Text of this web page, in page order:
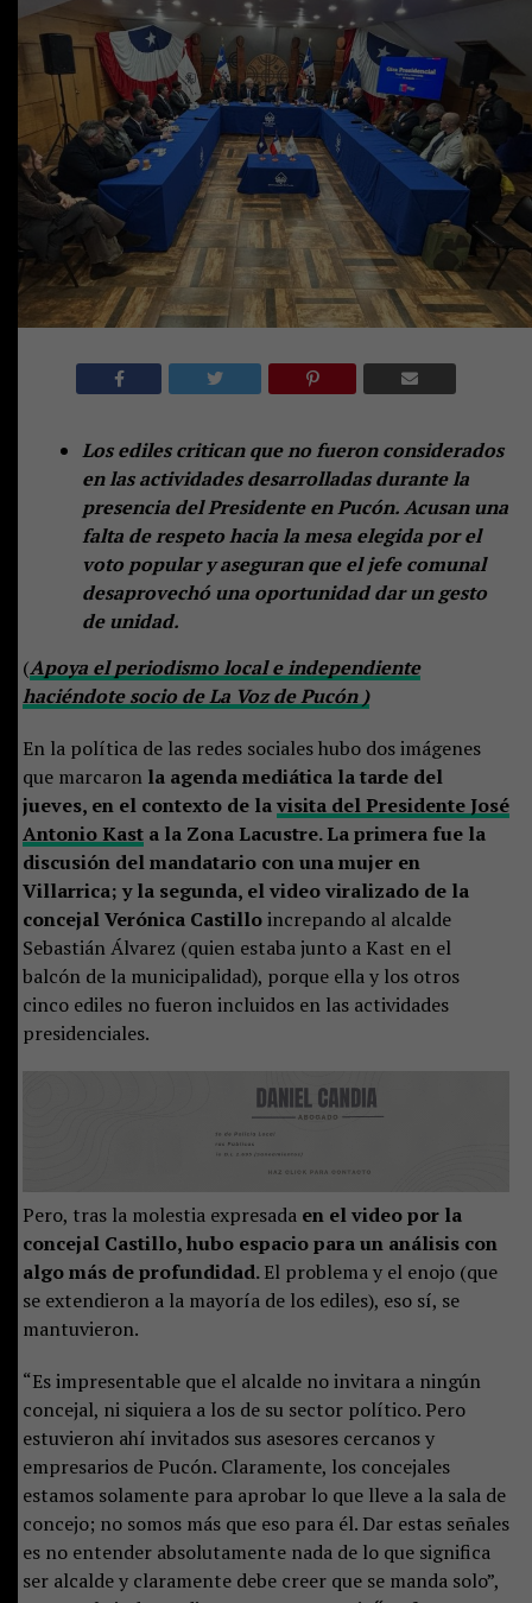
Los ediles critican que no fueron considerados
en las actividades desarrolladas durante la
presencia del Presidente en Pucón. Acusan una
falta de respeto hacia la mesa elegida por el
voto popular y aseguran que el jefe comunal
desaprovechó una oportunidad dar un gesto
de unidad.
(Apoya el periodismo local e independiente
haciéndote socio de La Voz de Pucón )
En la política de las redes sociales hubo dos imágenes
que marcaronla agenda mediática la tarde del
jueves, en el contexto de lavisita del Presidente José
Antonio Kasta la Zona Lacustre. La primera fue la
discusión del mandatario con una mujer en
Villarrica; y la segunda, el video viralizado de la
concejal Verónica Castilloincrepando al alcalde
Sebastián Álvarez (quien estaba junto a Kast en el
balcón de la municipalidad), porque ella y los otros
cinco ediles no fueron incluidos en las actividades
presidenciales.
Pero, tras la molestia expresadaen el video por la
concejal Castillo, hubo espacio para un análisis con
algo más de profundidad.El problema y el enojo (que
se extendieron a la mayoría de los ediles), eso sí, se
mantuvieron.
“Es impresentable que el alcalde no invitara a ningún
concejal, ni siquiera a los de su sector político. Pero
estuvieron ahí invitados sus asesores cercanos y
empresarios de Pucón. Claramente, los concejales
estamos solamente para aprobar lo que lleve a la sala de
concejo; no somos más que eso para él. Dar estas señales
es no entender absolutamente nada de lo que significa
ser alcalde y claramente debe creer que se manda solo”,